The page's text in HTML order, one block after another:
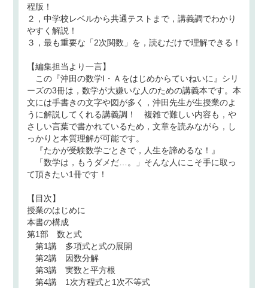
程版！
２，中学校レベルから共通テストまで，講義調でわかり
やすく解説！
３，最も重要な「2次関数」を，読むだけで理解できる！
【編集担当より一言】
この『沖田の数学I・Ａをはじめからていねいに』シリ
ーズの3冊は，数学が大嫌いな人のための講義本です。本
文には手書きの文字や図が多く，沖田先生が生授業のよ
うに解説してくれる講義調！ 複雑で難しい内容も，や
さしい言葉で書かれているため，文章を読みながら，し
っかりと本質理解が可能です。
『たかが受験数学ごときで，人生を諦めるな！』
「数学は，もうダメだ…。」そんな人にこそ手に取っ
て頂きたい1冊です！
【目次】
授業のはじめに
本書の構成
第1部 数と式
第1講 多項式と式の展開
第2講 因数分解
第3講 実数と平方根
第4講 1次方程式と1次不等式